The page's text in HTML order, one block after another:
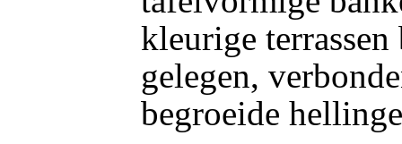
kleurige
gelegen,
begroeide